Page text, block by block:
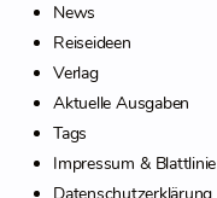
News
Reiseideen
Verlag
Aktuelle Ausgaben
Tags
Impressum & Blattlinie